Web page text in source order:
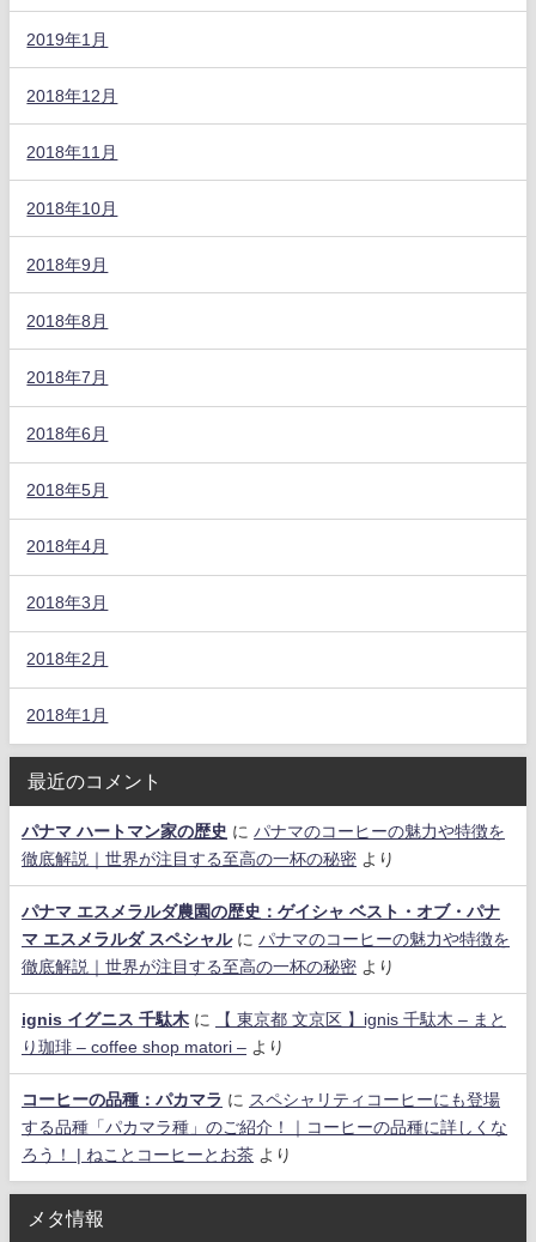
2019年1月
2018年12月
2018年11月
2018年10月
2018年9月
2018年8月
2018年7月
2018年6月
2018年5月
2018年4月
2018年3月
2018年2月
2018年1月
最近のコメント
パナマ ハートマン家の歴史 に パナマのコーヒーの魅力や特徴を
徹底解説｜世界が注目する至高の一杯の秘密 より
パナマ エスメラルダ農園の歴史：ゲイシャ ベスト・オブ・パナ
マ エスメラルダ スペシャルに パナマのコーヒーの魅力や特徴を
徹底解説｜世界が注目する至高の一杯の秘密 より
ignis イグニス 千駄木 に
【 東京都 文京区 】ignis 千駄木 – まと
り珈琲 – coffee shop matori – より
コーヒーの品種：パカマラ に スペシャリティコーヒーにも登場
する品種「パカマラ種」のご紹介！｜コーヒーの品種に詳しくな
ろう！ | ねことコーヒーとお茶 より
メタ情報